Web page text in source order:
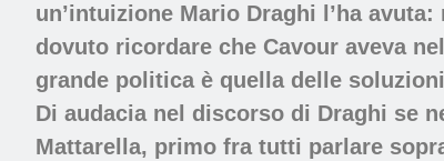
un’intuizione Mario Draghi l’ha
dovuto ricordare che Cavour aveva
grande politica è quella delle
Di audacia nel discorso di Draghi se
Mattarella, primo fra tutti parlare